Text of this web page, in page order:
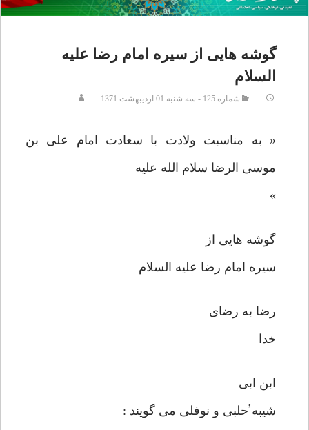
گوشه هایی از سيره امام رضا عليه
السلام
شماره 125 - سه شنبه 01 ارديبهشت 1371
« به مناسبت ولادت با سعادت امام علی بن
موسی الرضا سلام الله عليه
»
گوشه هایی از
سيره امام رضا عليه السلام
رضا به رضای
خدا
ابن ابی
شيبه̾ حلبی و نوفلی می گويند :